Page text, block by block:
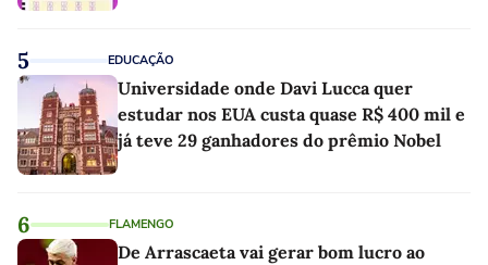
5 EDUCAÇÃO
Universidade onde Davi Lucca quer
estudar nos EUA custa quase R$ 400 mil e
já teve 29 ganhadores do prêmio Nobel
6 FLAMENGO
De Arrascaeta vai gerar bom lucro ao